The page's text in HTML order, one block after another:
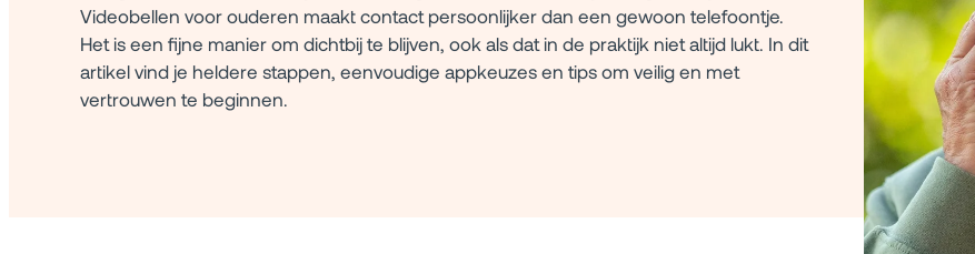
Videobellen voor ouderen maakt contact persoonlijker dan een gewoon telefoontje.
Het is een fijne manier om dichtbij te blijven, ook als dat in de praktijk niet altijd lukt. In dit
artikel vind je heldere stappen, eenvoudige appkeuzes en tips om veilig en met
vertrouwen te beginnen.